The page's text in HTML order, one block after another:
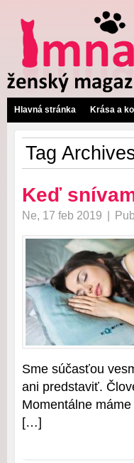
Hlavná stránka Krása a
Tag
Keď
Ne, 17 feb 2019 |
Sme súčasťou
ani predstaviť.
Momentálne
[…]